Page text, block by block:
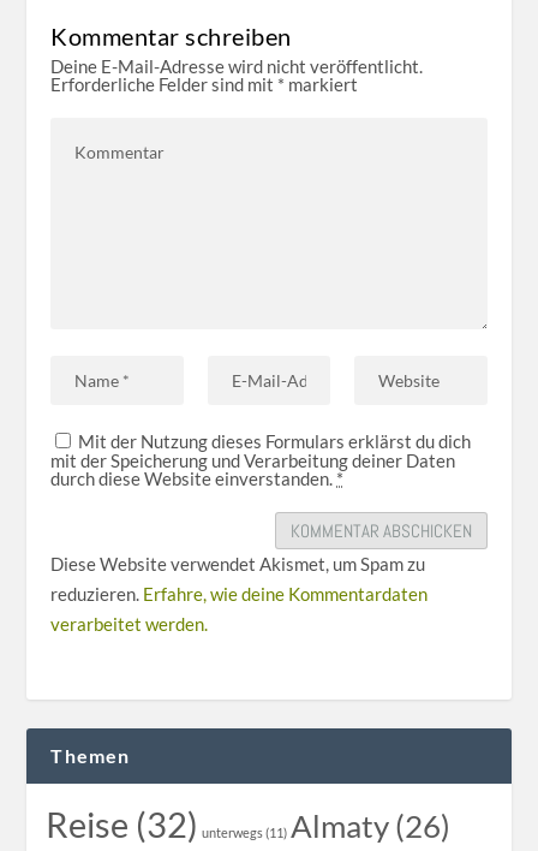
Kommentar schreiben
Deine E-Mail-Adresse wird nicht veröffentlicht.
Erforderliche Felder sind mit * markiert
Mit der Nutzung dieses Formulars erklärst du dich
mit der Speicherung und Verarbeitung deiner Daten
durch diese Website einverstanden. *
Diese Website verwendet Akismet, um Spam zu
reduzieren. Erfahre, wie deine Kommentardaten
verarbeitet werden.
Themen
Reise (32) unterwegs (11) Almaty (26)